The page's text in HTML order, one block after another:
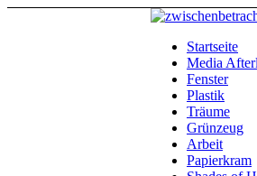
Startseite
Media
Fenster
Plastik
Träume
Grünzeug
Arbeit
Papierkram